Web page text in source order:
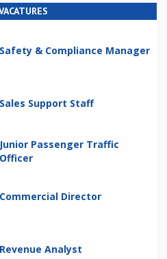
Safety & Compliance Manager
Sales Support Staff
Junior Passenger Traffic
Officer
Commercial Director
Revenue Analyst